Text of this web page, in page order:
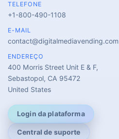
TELEFONE
+1-800-490-1108
E-MAIL
contact@digitalmediavending.com
ENDEREÇO
400 Morris Street Unit E & F,
Sebastopol, CA 95472
United States
Login da plataforma
Central de suporte